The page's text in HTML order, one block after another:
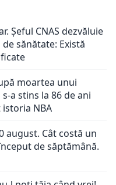
Șeful CNAS dezvăluie
sănătate: Există
moartea unui
a stins la 86 de ani
NBA
august. Cât costă un
de săptămână.